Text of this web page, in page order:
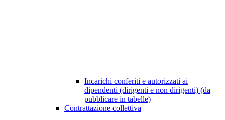
Incarichi conferiti e autorizzati ai
dipendenti (dirigenti e non dirigenti) (da
pubblicare in tabelle)
Contrattazione collettiva